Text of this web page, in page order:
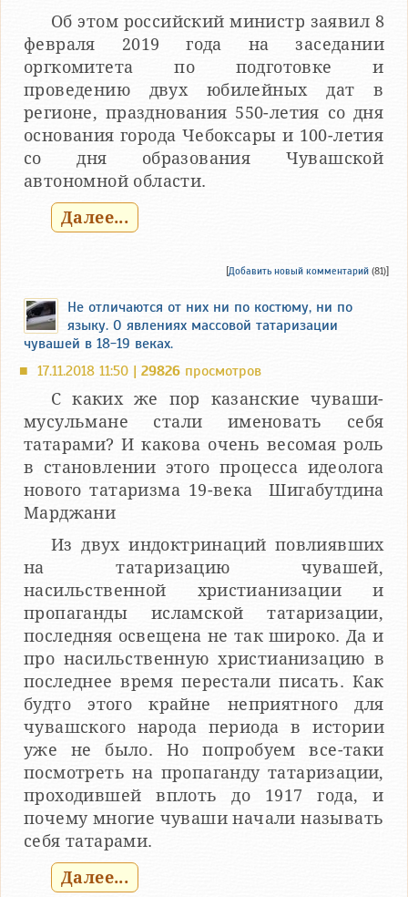
Об этом российский министр заявил 8
февраля 2019 года на заседании
оргкомитета по подготовке и
проведению двух юбилейных дат в
регионе, празднования 550-летия со дня
основания города Чебоксары и 100-летия
со дня образования Чувашской
автономной области.
Далее...
[Добавить новый комментарий (81)]
Не отличаются от них ни по костюму, ни по
языку. О явлениях массовой татаризации
чувашей в 18-19 веках.
■ 17.11.2018 11:50 | 29826 просмотров
С каких же пор казанские чуваши-
мусульмане стали именовать себя
татарами? И какова очень весомая роль
в становлении этого процесса идеолога
нового татаризма 19-века Шигабутдина
Марджани
Из двух индоктринаций повлиявших
на татаризацию чувашей,
насильственной христианизации и
пропаганды исламской татаризации,
последняя освещена не так широко. Да и
про насильственную христианизацию в
последнее время перестали писать. Как
будто этого крайне неприятного для
чувашского народа периода в истории
уже не было. Но попробуем все-таки
посмотреть на пропаганду татаризации,
проходившей вплоть до 1917 года, и
почему многие чуваши начали называть
себя татарами.
Далее...